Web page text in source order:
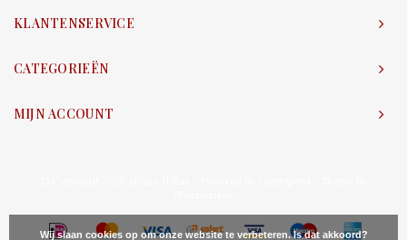
KLANTENSERVICE
CATEGORIEËN
MIJN ACCOUNT
Wij slaan cookies op om onze website te verbeteren. Is dat akkoord?